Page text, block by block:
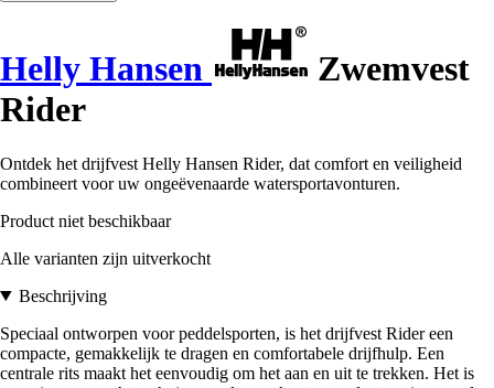
Helly Hansen
Zwemvest
Rider
Ontdek het drijfvest Helly Hansen Rider, dat comfort en veiligheid
combineert voor uw ongeëvenaarde watersportavonturen.
Product niet beschikbaar
Alle varianten zijn uitverkocht
Beschrijving
Speciaal ontworpen voor peddelsporten, is het drijfvest Rider een
compacte, gemakkelijk te dragen en comfortabele drijfhulp. Een
centrale rits maakt het eenvoudig om het aan en uit te trekken. Het is